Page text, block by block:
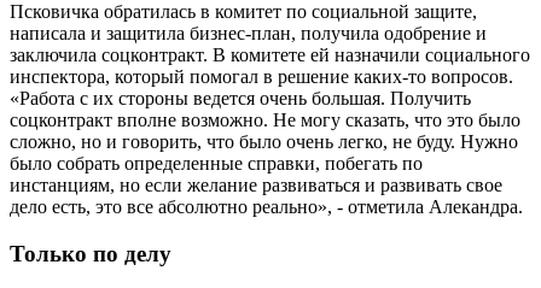
Псковичка обратилась в комитет по социальной защите,
написала и защитила бизнес-план, получила одобрение и
заключила соцконтракт. В комитете ей назначили социального
инспектора, который помогал в решение каких-то вопросов.
«Работа с их стороны ведется очень большая. Получить
соцконтракт вполне возможно. Не могу сказать, что это было
сложно, но и говорить, что было очень легко, не буду. Нужно
было собрать определенные справки, побегать по
инстанциям, но если желание развиваться и развивать свое
дело есть, это все абсолютно реально», - отметила Алекандра.
Только по делу